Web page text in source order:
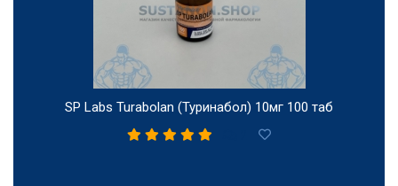
SP Labs Turabolan (Туринабол) 10мг 100 таб